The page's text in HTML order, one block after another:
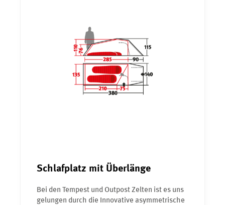
Schlafplatz mit Überlänge
Bei den Tempest und Outpost Zelten ist es uns
gelungen durch die Innovative asymmetrische